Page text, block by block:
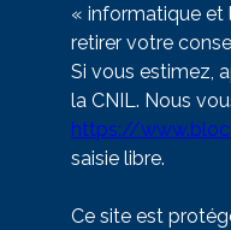
« informatique et
retirer votre
Si vous estimez,
la CNIL. Nous
https://
saisie libre.
Ce site est